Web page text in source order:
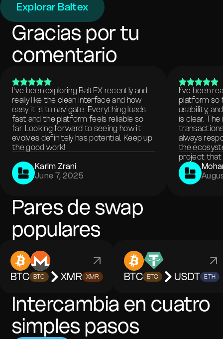
Explorar Baltex
Gracias por tu
comentario
I've been exploring BaltEX recently and
really like the clean interface and how
easy it is to navigate. Everything loads
fast and the platform feels reliable so
far. Looking forward to seeing how it
evolves definitely has potential. Keep up
the good work!
Karim Zrani
June 7, 2025
I’ve been
platform so
usability,
is clear.
always
the
project that
Pares de swap
populares
BTC BTC XMR XMR BTC BTC USDT ETH
Intercambia en cuatro
simples pasos